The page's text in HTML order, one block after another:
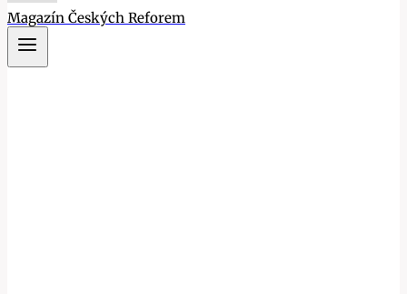
Magazín Českých Reforem